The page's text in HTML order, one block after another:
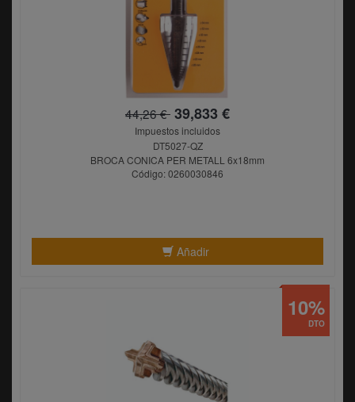
44,26 € 39,833 €
Impuestos incluidos
DT5027-QZ
BROCA CONICA PER METALL 6x18mm
Código: 0260030846
Añadir
DTO
10%